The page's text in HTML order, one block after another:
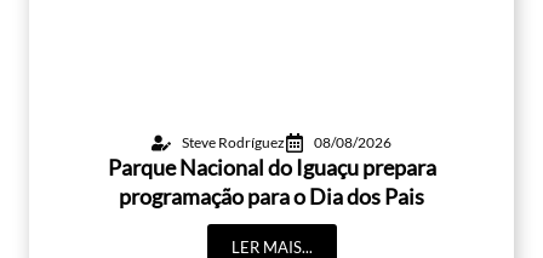
Steve Rodríguez 08/08/2026
Parque Nacional do Iguaçu prepara
programação para o Dia dos Pais
LER MAIS...